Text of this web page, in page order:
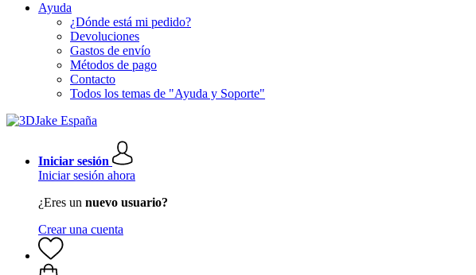
Ayuda
¿Dónde está mi pedido?
Devoluciones
Gastos de envío
Métodos de pago
Contacto
Todos los temas de "Ayuda y Soporte"
Iniciar sesión
Iniciar sesión ahora
¿Eres un nuevo usuario?
Crear una cuenta